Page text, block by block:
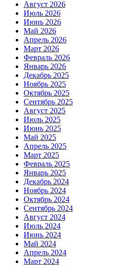
Август 2026
Июль 2026
Июнь 2026
Май 2026
Апрель 2026
Март 2026
Февраль 2026
Январь 2026
Декабрь 2025
Ноябрь 2025
Октябрь 2025
Сентябрь 2025
Август 2025
Июль 2025
Июнь 2025
Май 2025
Апрель 2025
Март 2025
Февраль 2025
Январь 2025
Декабрь 2024
Ноябрь 2024
Октябрь 2024
Сентябрь 2024
Август 2024
Июль 2024
Июнь 2024
Май 2024
Апрель 2024
Март 2024